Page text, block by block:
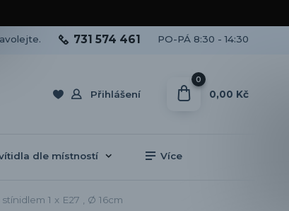
Přihlášení
731 574 461 PO-PÁ 8:30 - 14:30
0
0,00 Kč
dle místností Více
1 x E27 , Ø 16cm